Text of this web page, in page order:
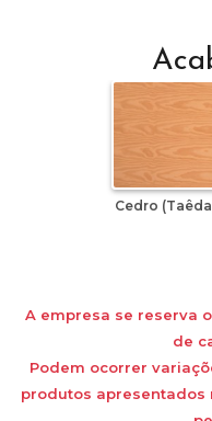
Cedro
A empresa se reserva
de
Podem ocorrer
produtos apresentados